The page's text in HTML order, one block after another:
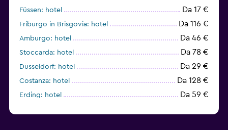
Füssen: hotel Da 17 €
Friburgo in Brisgovia: hotel Da 116 €
Amburgo: hotel Da 46 €
Stoccarda: hotel Da 78 €
Düsseldorf: hotel Da 29 €
Costanza: hotel Da 128 €
Erding: hotel Da 59 €